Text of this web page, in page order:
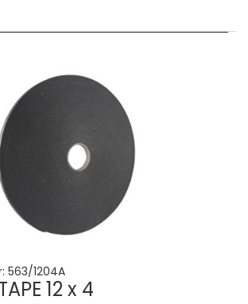
563/1204A
12 x 4